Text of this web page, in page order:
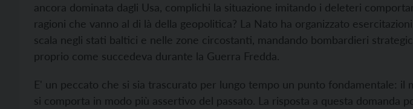
ancora dominata dagli Usa, complichi la situazione imitando i deleteri
ragioni che vanno al di là della geopolitica? La Nato ha organizzato
scala negli stati baltici e nelle zone circostanti, mandando bombardieri
proprio come succedeva durante la Guerra Fredda.
E' un peccato che si sia trascurato per lungo tempo un punto fondamentale: il
si comporta in modo più assertivo del passato. La risposta a questa domanda